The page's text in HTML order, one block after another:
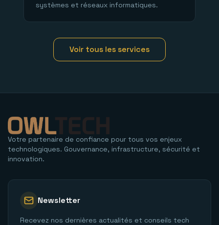
systèmes et réseaux informatiques.
Voir tous les services
Votre partenaire de confiance pour tous vos enjeux
technologiques. Gouvernance, infrastructure, sécurité et
innovation.
Newsletter
Recevez nos dernières actualités et conseils tech